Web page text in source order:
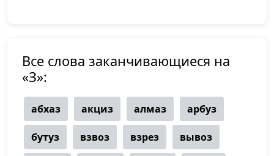
Все слова заканчивающиеся на
«З»:
абхаз акциз алмаз арбуз
бутуз взвоз взрез вывоз